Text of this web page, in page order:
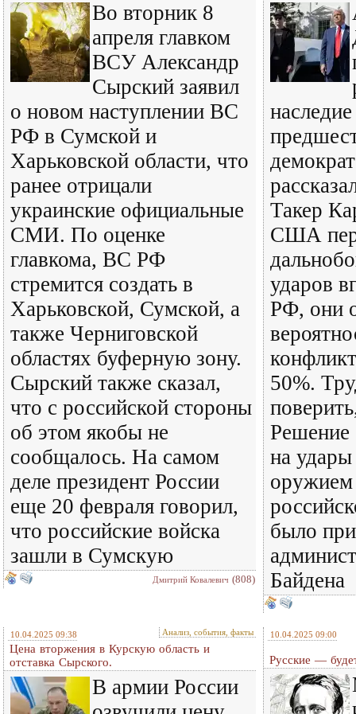
Во вторник 8
апреля главком
ВСУ Александр
Сырский заявил
о новом наступлении ВС
РФ в Сумской и
Харьковской области, что
ранее отрицали
украинские официальные
СМИ. По оценке
главкома, ВС РФ
стремится создать в
Харьковской, Сумской, а
также Черниговской
областях буферную зону.
Сырский также сказал,
что с российской стороны
об этом якобы не
сообщалось. На самом
деле президент России
еще 20 февраля говорил,
что российские войска
зашли в Сумскую
Дмитрий Ковалевич (808)
Такер
США
ударов
РФ, они
50%.
Решение
на
оружием
было
Байдена
10.04.2025 09:38 Анализ, события, факты
Цена вторжения в Курскую область и
отставка Сырского.
В армии России
10.04.2025 09:00
Русские —